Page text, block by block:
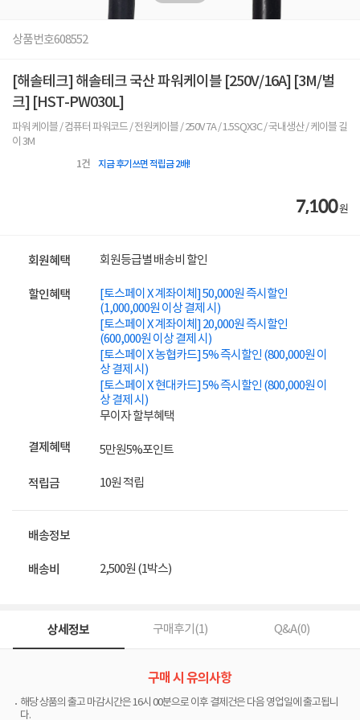
상품번호608552
[해솔테크] 해솔테크 국산 파워케이블 [250V/16A] [3M/벌
크] [HST-PW030L]
파워 케이블 / 컴퓨터 파워코드 / 전원케이블 / 250V 7A / 1.5SQX3C / 국내생산 / 케이블 길
이 3M
1건 지금 후기쓰면 적립금 2배!
7,100원
회원혜택 회원등급별 배송비 할인
할인혜택
[토스페이 X 계좌이체] 50,000원 즉시할인
(1,000,000원 이상 결제 시)
[토스페이 X 계좌이체] 20,000원 즉시할인
(600,000원 이상 결제 시)
[토스페이 X 농협카드] 5% 즉시할인 (800,000원 이
상 결제 시)
[토스페이 X 현대카드] 5% 즉시할인 (800,000원 이
상 결제 시)
무이자 할부혜택
결제혜택 5만원5%포인트
적립금 10원 적립
배송정보
배송비 2,500원 (1박스)
상세정보 구매후기(1) Q&A(0)
구매 시 유의사항
해당 상품의 출고 마감시간은 16시 00분으로 이후 결제건은 다음 영업일에 출고됩니
다.